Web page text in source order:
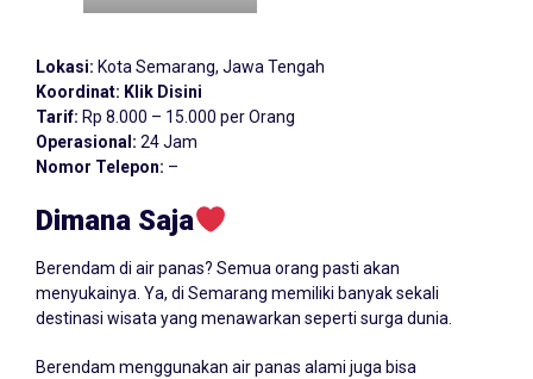
Lokasi: Kota Semarang, Jawa Tengah
Koordinat: Klik Disini
Tarif: Rp 8.000 – 15.000 per Orang
Operasional: 24 Jam
Nomor Telepon: –
Dimana Saja
Berendam di air panas? Semua orang pasti akan
menyukainya. Ya, di Semarang memiliki banyak sekali
destinasi wisata yang menawarkan seperti surga dunia.
Berendam menggunakan air panas alami juga bisa